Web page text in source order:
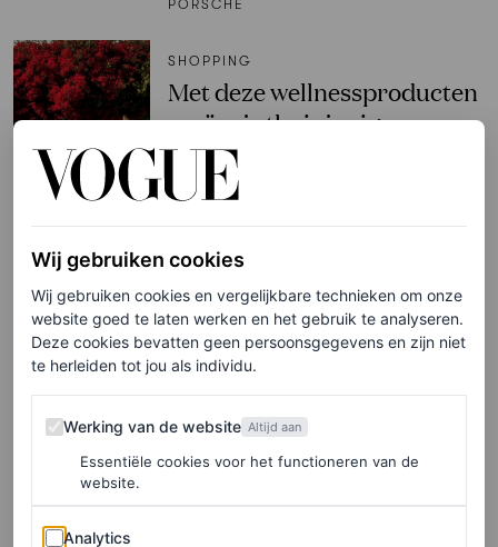
PORSCHE
SHOPPING
Met deze wellnessproducten
creëer je thuis je eigen spa
MARTINE FINDHAMMER
WELLNESS
Day: 5 eenvoudige manieren
om te ontspannen na een
drukke dag
BLOEM VAN BEIJSTERVELDT
Deze techniek is hét Japanse
Wij gebruiken cookies
Wij gebruiken cookies en vergelijkbare technieken om onze
website goed te laten werken en het gebruik te analyseren.
Deze cookies bevatten geen persoonsgegevens en zijn niet
te herleiden tot jou als individu.
Werking van de website
Werking van de website Altijd aan
Essentiële cookies voor het functioneren van de
website.
Analytics
Analytics